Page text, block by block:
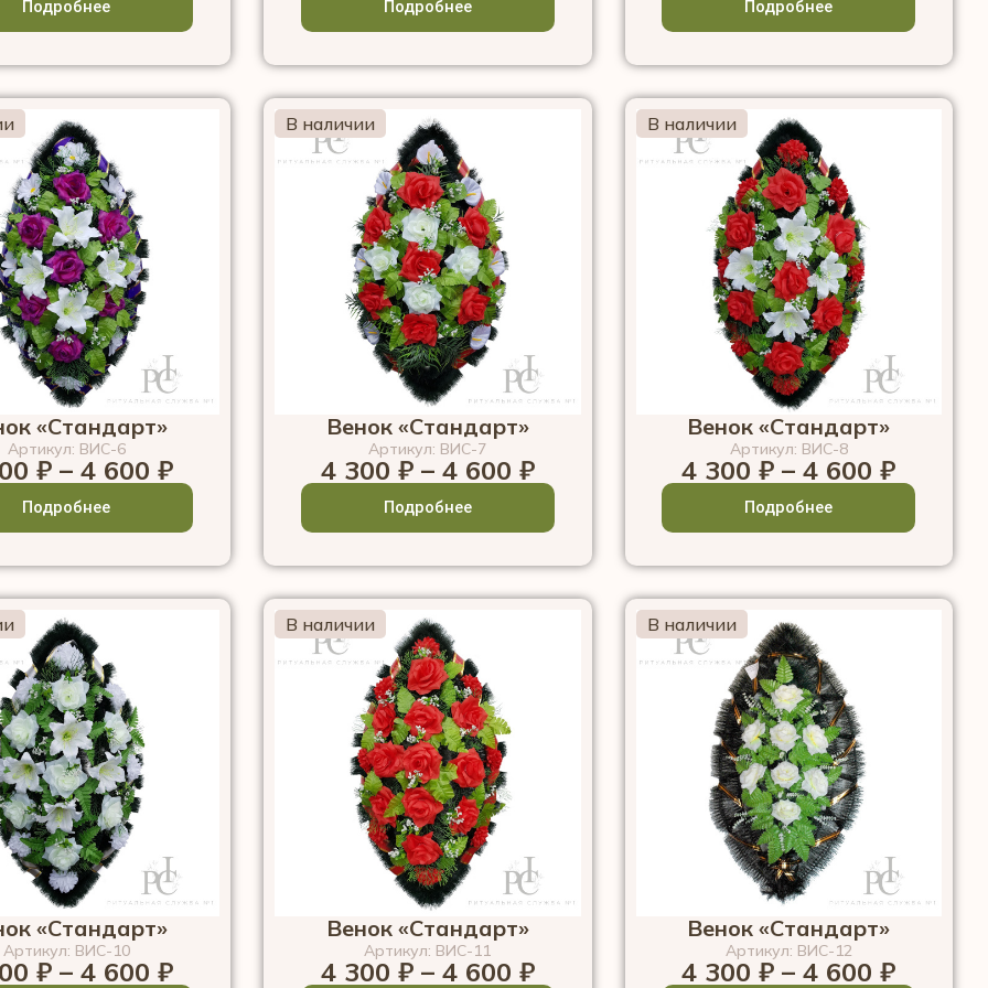
Подробнее Подробнее Подробнее
«Стандарт»
Артикул: ВИС-6
₽ – 4 600₽
Подробнее
Венок «Стандарт»
Артикул: ВИС-7
4 300 ₽ – 4 600 ₽
Подробнее
В наличии
Венок «Стандарт»
Артикул: ВИС-8
4 300₽ – 4 600₽
Подробнее
В наличии
«Стандарт»
Артикул: ВИС-10
₽ – 4 600₽
Венок «Стандарт»
Артикул: ВИС-11
4 300 ₽ – 4 600 ₽
В наличии
Венок «Стандарт»
Артикул: ВИС-12
4 300₽ – 4 600₽
В наличии